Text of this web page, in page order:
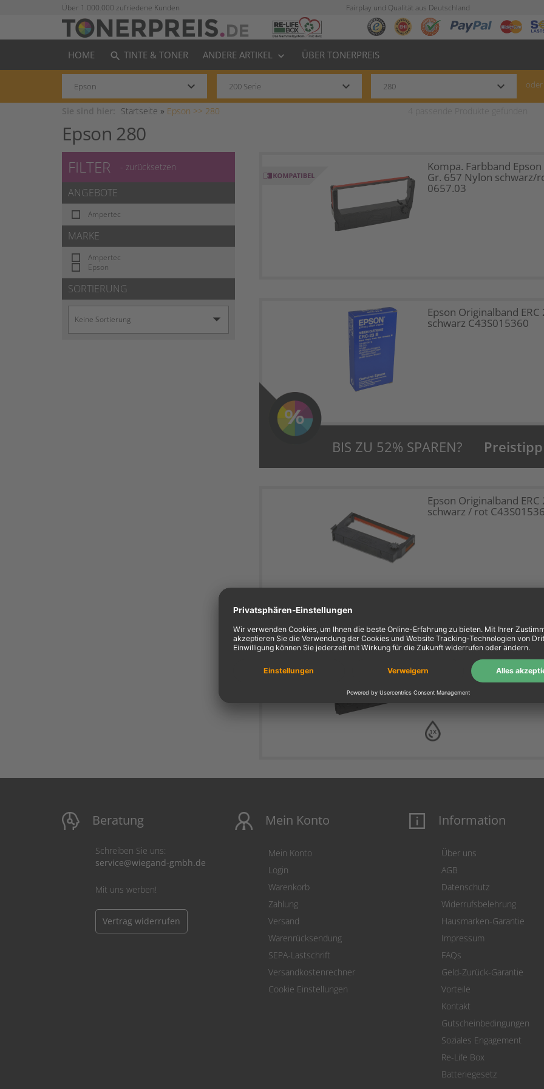
Über 1.000.000 zufriedene Kunden Fairplay und Qualität aus Deutschland
HOME search TINTE & TONER ANDERE ARTIKEL keyboard_arrow_down ÜBER TONERPREIS
keyboard_arrow_down keyboard_arrow_down keyboard_arrow_down oder
Startseite » Epson >> 280
Epson 280
FILTER - zurücksetzen
ANGEBOTE
Ampertec
MARKE
Ampertec
Epson
SORTIERUNG
Kompa. Farbband Epson
Gr. 657 Nylon schwarz/
0657.03
Epson Originalband ERC
schwarz C43S015360
BIS ZU 52% SPAREN?
Epson Originalband ERC
schwarz / rot
1X
Kompa. Farbband Epson
23 Gr. 657 Nylon
0657.01
Beratung
Schreiben Sie uns:
service@wiegand-gmbh.de
Mit uns werben!
Vertrag widerrufen
Mein Konto
Mein Konto
Login
Warenkorb
Zahlung
Versand
Warenrücksendung
SEPA-Lastschrift
Versandkostenrechner
Cookie Einstellungen
Information
Über uns
AGB
Datenschutz
Widerrufsbelehrung
Hausmarken-Garantie
Impressum
FAQs
Geld-Zurück-Garantie
Vorteile
Kontakt
Gutscheinbedingungen
Soziales Engagement
Re-Life Box
Batteriegesetz